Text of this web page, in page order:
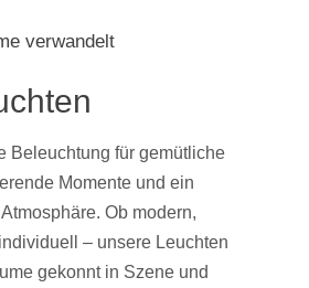
verwandelt
Beleuchtung für gemütliche
Momente und ein
Ob modern,
– unsere Leuchten
gekonnt in Szene und